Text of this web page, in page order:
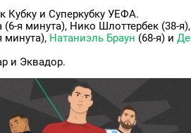
Кубку и Суперкубку УЕФА.
я минута), Нико Шлоттербек (38-
минута), Натаниэль Браун (68-я) и
и Эквадор.